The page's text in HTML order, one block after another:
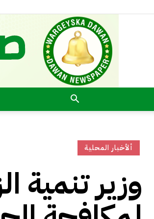
ألأخبار المحلية
وزير تنمية